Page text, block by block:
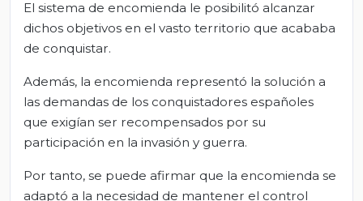
El sistema de encomienda le posibilitó alcanzar
dichos objetivos en el vasto territorio que acababa
de conquistar.
Además, la encomienda representó la solución a
las demandas de los conquistadores españoles
que exigían ser recompensados por su
participación en la invasión y guerra.
Por tanto, se puede afirmar que la encomienda se
adaptó a la necesidad de mantener el control